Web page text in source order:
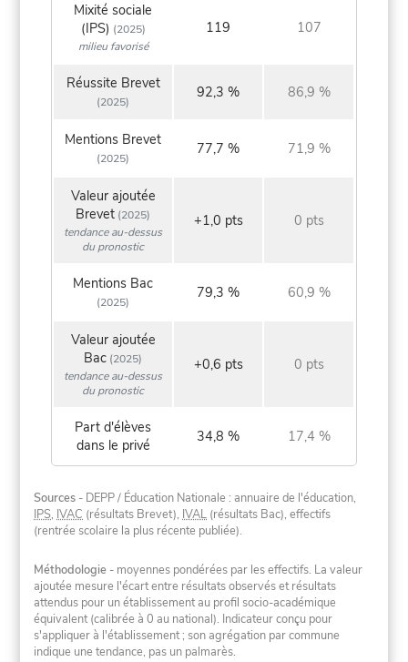
Mixité sociale
(IPS) (2025)
milieu favorisé
119 107
Réussite Brevet
(2025)
92,3 % 86,9 %
Mentions Brevet
(2025)
77,7 % 71,9 %
Valeur ajoutée
Brevet (2025)
tendance au-dessus
du pronostic
+1,0 pts 0 pts
Mentions Bac
(2025)
79,3 % 60,9 %
Valeur ajoutée
Bac (2025)
tendance au-dessus
du pronostic
+0,6 pts 0 pts
Part d'élèves
dans le privé
34,8 % 17,4 %
Sources - DEPP / Éducation Nationale : annuaire de l'éducation,
IPS, IVAC (résultats Brevet), IVAL (résultats Bac), effectifs
(rentrée scolaire la plus récente publiée).
Méthodologie - moyennes pondérées par les effectifs. La valeur
ajoutée mesure l'écart entre résultats observés et résultats
attendus pour un établissement au profil socio-académique
équivalent (calibrée à 0 au national). Indicateur conçu pour
s'appliquer à l'établissement ; son agrégation par commune
indique une tendance, pas un palmarès.